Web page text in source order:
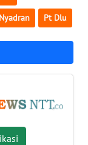
Nyadran Pt Dlu